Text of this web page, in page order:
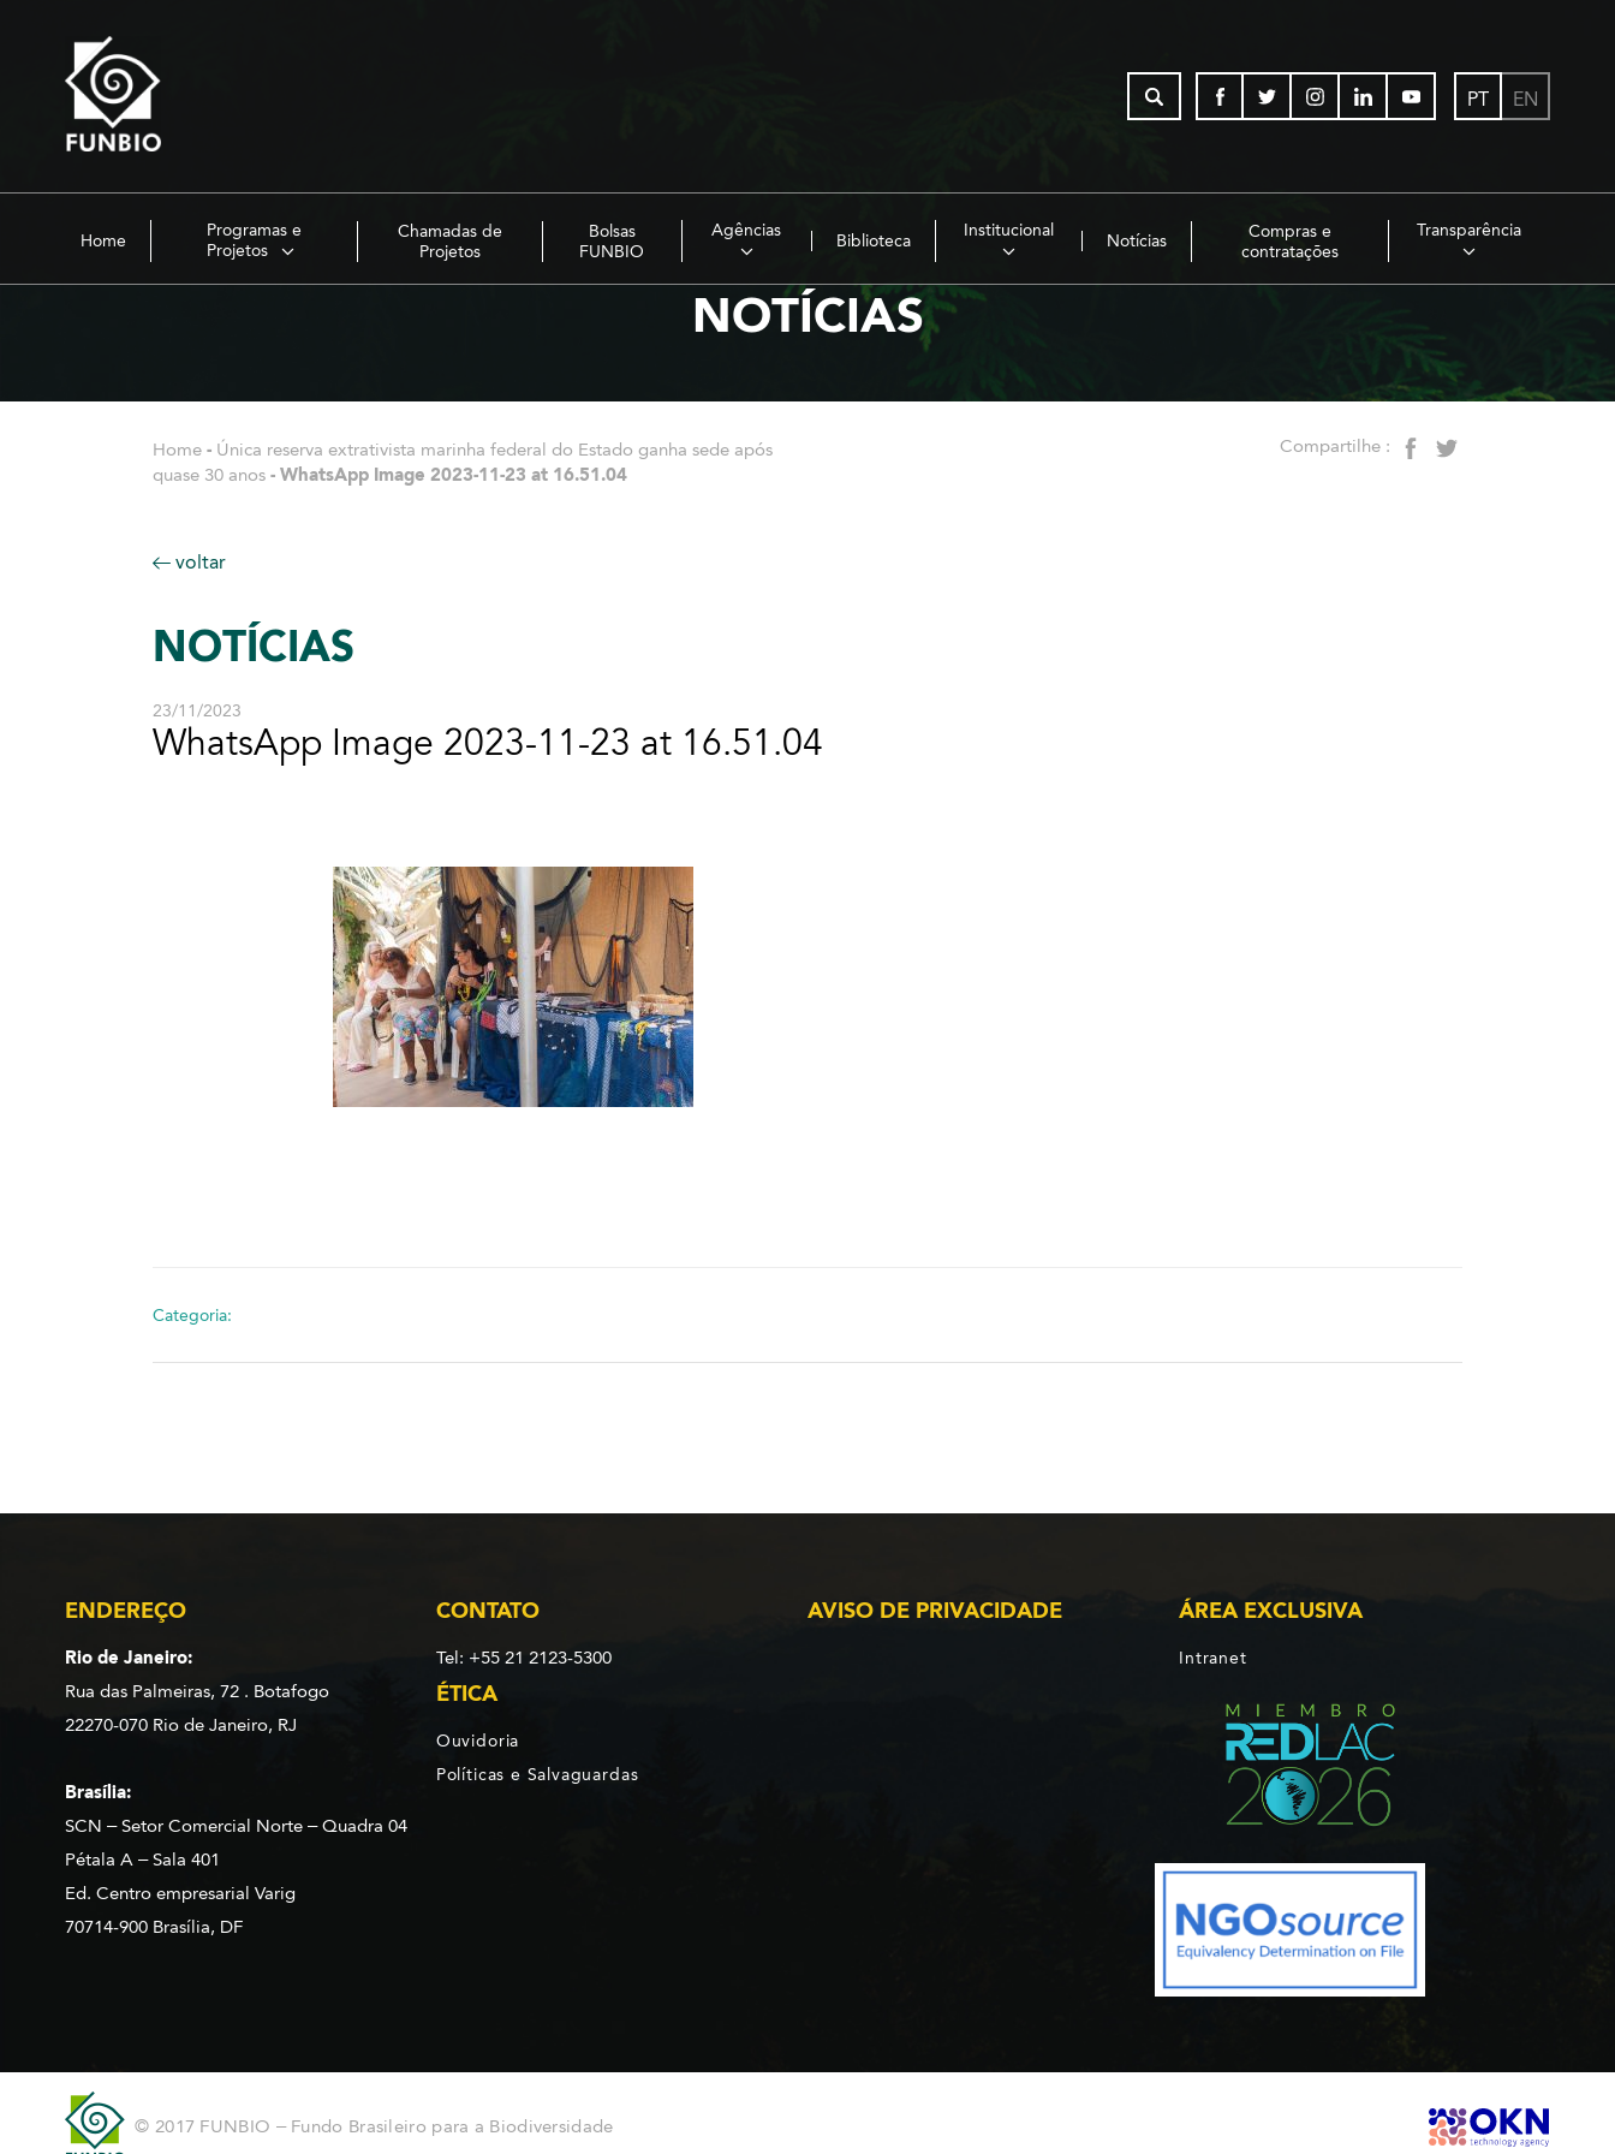
PT EN
Home
Programas e
Projetos
Chamadas de
Projetos
Bolsas
FUNBIO
Agências
Biblioteca
Institucional
Notícias
Compras e
contratações
Transparência
NOTÍCIAS
Home - Única reserva extrativista marinha federal do Estado ganha sede após
quase 30 anos - WhatsApp Image 2023-11-23 at 16.51.04
Compartilhe :
voltar
NOTÍCIAS
23/11/2023
WhatsApp Image 2023-11-23 at 16.51.04
Categoria:
ENDEREÇO
Rio de Janeiro:
Rua das Palmeiras, 72 . Botafogo
22270-070 Rio de Janeiro, RJ
Brasília:
SCN – Setor Comercial Norte – Quadra 04
Pétala A – Sala 401
Ed. Centro empresarial Varig
70714-900 Brasília, DF
CONTATO
Tel: +55 21 2123-5300
AVISO DE PRIVACIDADE ÁREA EXCLUSIVA
Intranet
ÉTICA
Ouvidoria
Políticas e Salvaguardas
© 2017 FUNBIO – Fundo Brasileiro para a Biodiversidade